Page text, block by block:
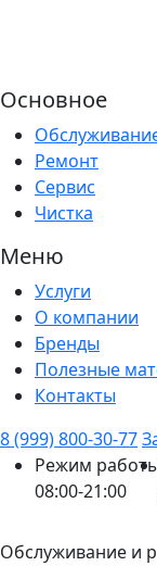
Основное
Ремонт
Сервис
Чистка
Меню
Услуги
О компании
Бренды
Полезные
Контакты
8 (999) 800-30-77
Режим
08:00-21:00
Обслуживание и